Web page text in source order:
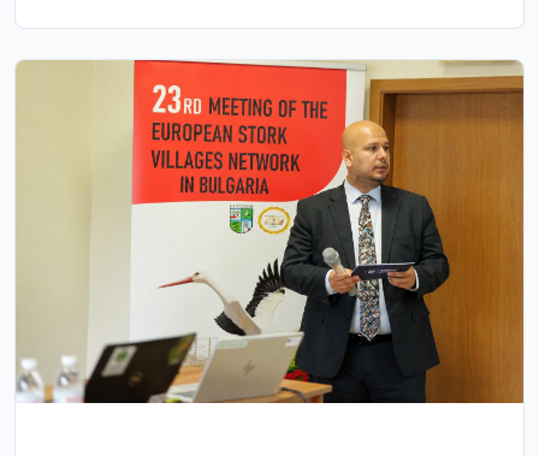
Fatih Karabatı’yı ziyaret eden aile, minik Eflin’in kas
kaybı yaşamadan tedaviye ulaşabilmesi için destek
çağrısında bulundu. Başkan Karabatı ise Karacabey
halkına ve duyarlı vatandaşlara dayanışma çağrısı
yaparak, “Bir bebeğin yaşamına umut olmak hepimizin
sorumluluğudur.” ifadelerini kullandı.